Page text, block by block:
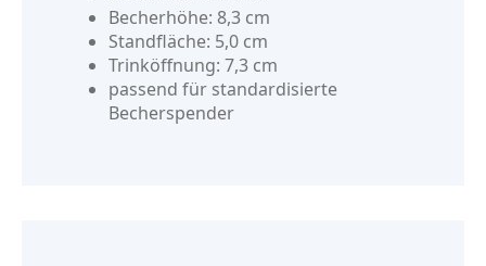
Becherhöhe: 8,3 cm
Standfläche: 5,0 cm
Trinköffnung: 7,3 cm
passend für standardisierte
Becherspender